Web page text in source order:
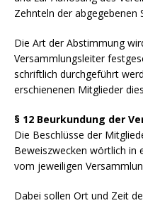
Zehnteln der abgegebenen
Die Art der Abstimmung
Versammlungsleiter
schriftlich durchgeführt
erschienenen Mitglieder
§ 12 Beurkundung der
Die Beschlüsse der
Beweiszwecken wörtlich in
vom jeweiligen
Dabei sollen Ort und Zeit